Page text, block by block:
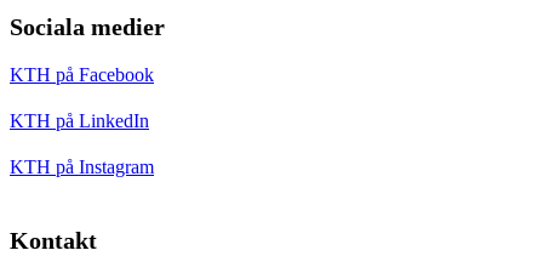
Sociala medier
KTH på Facebook
KTH på LinkedIn
KTH på Instagram
Kontakt